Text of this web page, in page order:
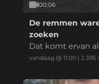
00:06
De remmen
zoeken
Dat komt ervan
ed uitkijkt als je
vandaag @ 11:00 | 2.395